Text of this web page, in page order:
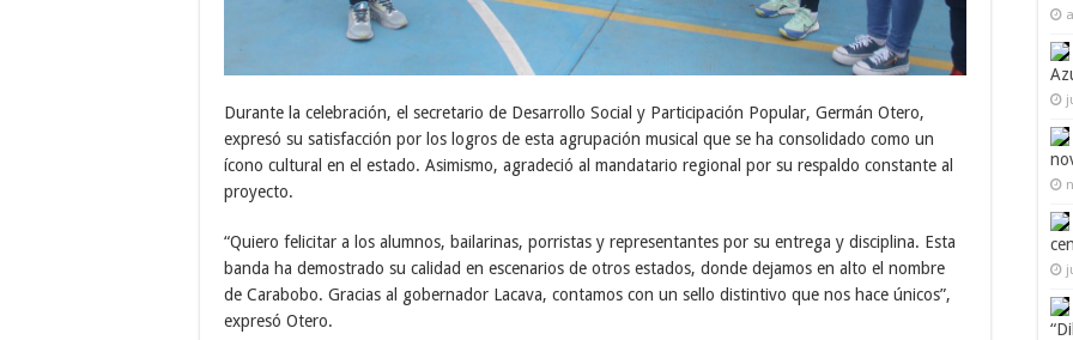
Durante la celebración, el secretario de Desarrollo Social y Participación Popular, Germán Otero,
expresó su satisfacción por los logros de esta agrupación musical que se ha consolidado como un
ícono cultural en el estado. Asimismo, agradeció al mandatario regional por su respaldo constante al
proyecto.
“Quiero felicitar a los alumnos, bailarinas, porristas y representantes por su entrega y disciplina. Esta
banda ha demostrado su calidad en escenarios de otros estados, donde dejamos en alto el nombre
de Carabobo. Gracias al gobernador Lacava, contamos con un sello distintivo que nos hace únicos”,
expresó Otero.